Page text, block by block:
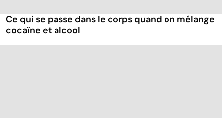
Ce qui se passe dans le corps quand on mélange
cocaïne et alcool